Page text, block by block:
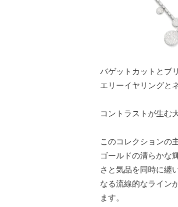
バゲットカットとブ
エリーイヤリングと
コントラストが生む
このコレクションの
ゴールドの清らかな
さと気品を同時に纏
なる流線的なライン
ます。